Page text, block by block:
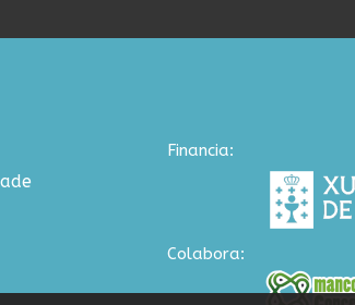
Financia:
Colabora: